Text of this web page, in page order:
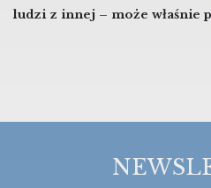
ludzi z innej – może właśnie